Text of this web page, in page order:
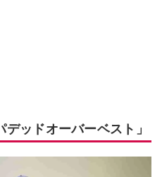
ッドオーバーベスト」